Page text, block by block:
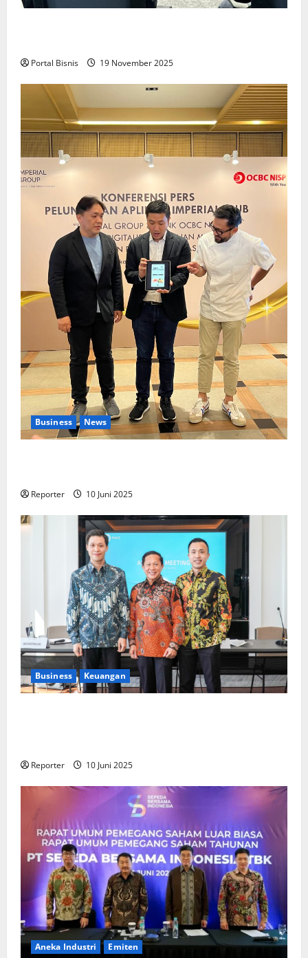
Portal Bisnis 19 November 2025
Business News
Reporter 10 Juni 2025
Business Keuangan
Reporter 10 Juni 2025
Aneka Industri Emiten